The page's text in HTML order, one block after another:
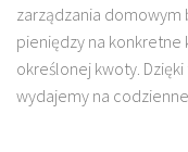
zarządzania
pieniędzy na konkretne
określonej kwoty.
wydajemy na